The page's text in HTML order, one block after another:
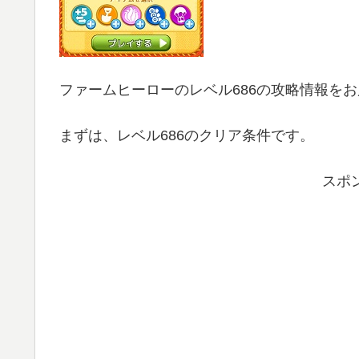
ファームヒーローのレベル686の攻略情報をお
まずは、レベル686のクリア条件です。
スポ